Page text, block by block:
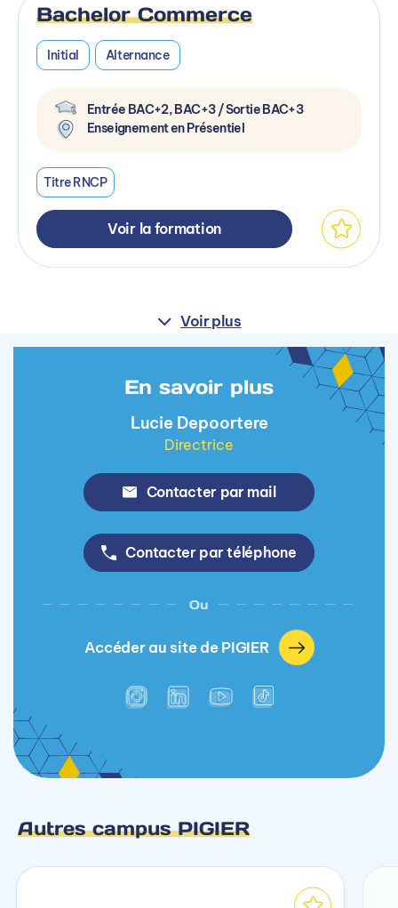
Bachelor Commerce
Initial Alternance
Entrée BAC+2, BAC+3 / Sortie BAC+3
Enseignement en Présentiel
Titre RNCP
Voir la formation
Voir plus
En savoir plus
Lucie Depoortere
Directrice
Contacter par mail
Contacter par téléphone
Ou
Accéder au site de PIGIER
Autres campus PIGIER